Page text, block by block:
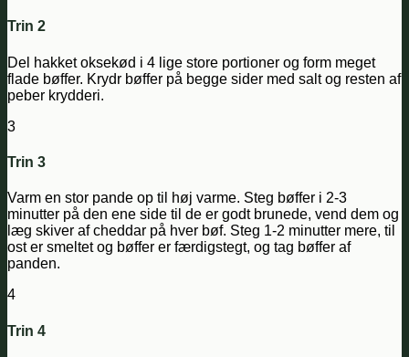
Trin 2
Del hakket oksekød i 4 lige store portioner og form meget
flade bøffer. Krydr bøffer på begge sider med salt og resten af
peber krydderi.
3
Trin 3
Varm en stor pande op til høj varme. Steg bøffer i 2-3
minutter på den ene side til de er godt brunede, vend dem og
læg skiver af cheddar på hver bøf. Steg 1-2 minutter mere, til
ost er smeltet og bøffer er færdigstegt, og tag bøffer af
panden.
4
Trin 4